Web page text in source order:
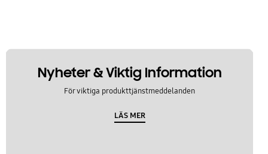
Nyheter & Viktig Information
För viktiga produkttjänstmeddelanden
LÄS MER